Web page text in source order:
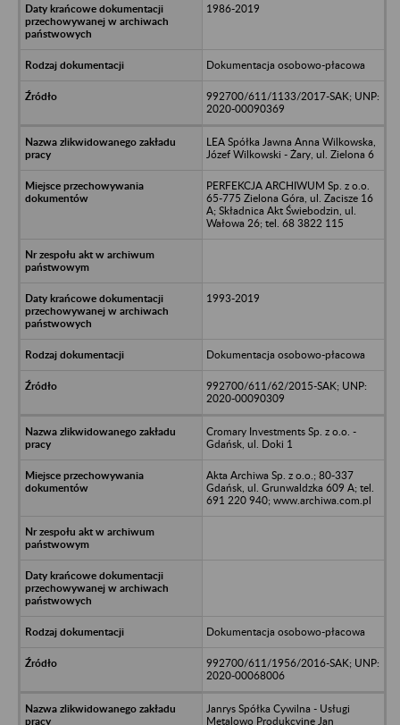
1986-2019
Dokumentacja osobowo-płacowa
992700/611/1133/2017-SAK; UNP:
2020-00090369
LEA Spółka Jawna Anna Wilkowska,
Józef Wilkowski - Żary, ul. Zielona 6
PERFEKCJA ARCHIWUM Sp. z o.o.
65-775 Zielona Góra, ul. Zacisze 16
A; Składnica Akt Świebodzin, ul.
Wałowa 26; tel. 68 3822 115
1993-2019
Dokumentacja osobowo-płacowa
992700/611/62/2015-SAK; UNP:
2020-00090309
Cromary Investments Sp. z o.o. -
Gdańsk, ul. Doki 1
Akta Archiwa Sp. z o.o.; 80-337
Gdańsk, ul. Grunwaldzka 609 A; tel.
691 220 940; www.archiwa.com.pl
Dokumentacja osobowo-płacowa
992700/611/1956/2016-SAK; UNP:
2020-00068006
Janrys Spółka Cywilna - Usługi
Metalowo Produkcyjne Jan